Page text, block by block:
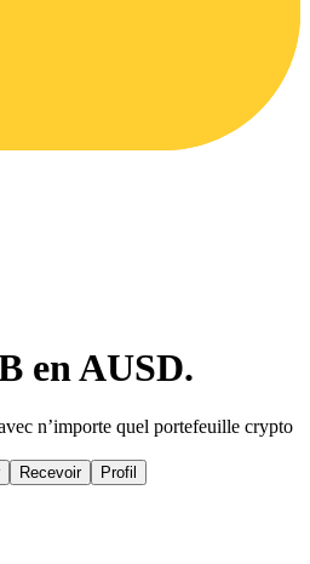
en AUSD.
n’importe quel portefeuille crypto
Recevoir Profil